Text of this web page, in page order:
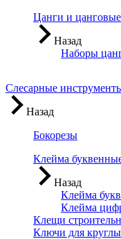
Цанги и
Назад
Наборы
Слесарные
Назад
Бокорезы
Клейма
Назад
Клейма
Клейма
Клещи
Ключи для